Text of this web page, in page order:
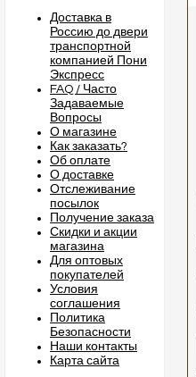
Доставка в
Россию до двери
транспортной
компанией Пони
Экспресс
FAQ / Часто
Задаваемые
Вопросы
О магазине
Как заказать?
Об оплате
О доставке
Отслеживание
посылок
Получение заказа
Скидки и акции
магазина
Для оптовых
покупателей
Условия
соглашения
Политика
Безопасности
Наши контакты
Карта сайта